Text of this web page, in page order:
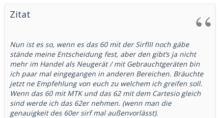
Zitat
Nun ist es so, wenn es das 60 mit der SirfIII noch gäbe
stände meine Entscheidung fest, aber den gibt’s ja nicht
mehr im Handel als Neugerät / mit Gebrauchtgeräten bin
ich paar mal eingegangen in anderen Bereichen. Bräuchte
jetzt ne Empfehlung von euch zu welchem ich greifen soll.
Wenn das 60 mit MTK und das 62 mit dem Cartesio gleich
sind werde ich das 62er nehmen. (wenn man die
genauigkeit des 60er sirf mal außenvorlässt).